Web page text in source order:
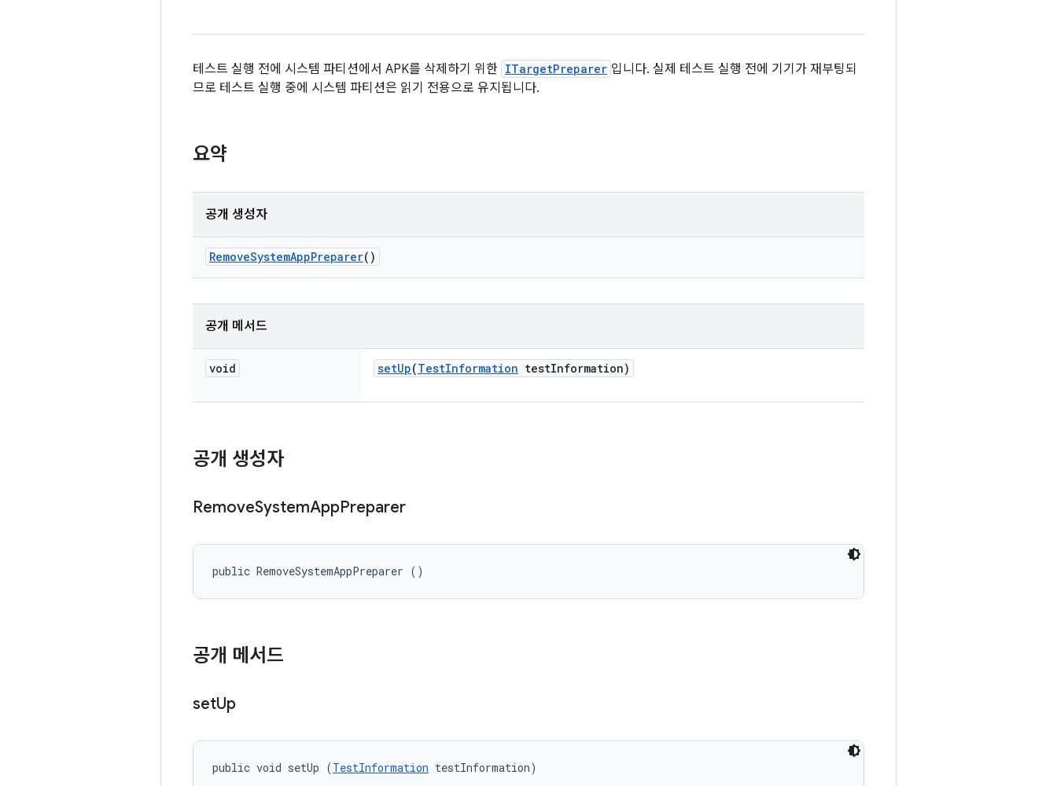
테스트 실행 전에 시스템 파티션에서 APK를 삭제하기 위한 ITargetPreparer 입니다. 실제 테스트 실행 전에 기기가 재부팅되
므로 테스트 실행 중에 시스템 파티션은 읽기 전용으로 유지됩니다.
요약
공개 생성자
RemoveSystemAppPreparer()
공개 메서드
void setUp(TestInformation testInformation)
공개 생성자
RemoveSystemAppPreparer
public RemoveSystemAppPreparer ()
공개 메서드
setUp
public void setUp (TestInformation testInformation)